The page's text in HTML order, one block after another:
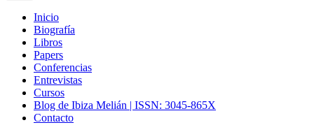
Inicio
Biografía
Libros
Papers
Conferencias
Entrevistas
Cursos
Blog de Ibiza Melián | ISSN: 3045-865X
Contacto